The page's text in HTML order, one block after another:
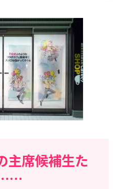
主席候補生た
……